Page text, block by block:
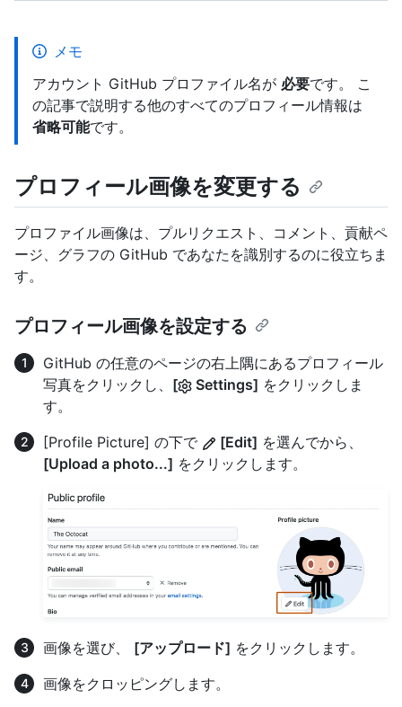
メモ
アカウント GitHub プロファイル名が 必要です。 こ
の記事で説明する他のすべてのプロフィール情報は
省略可能です。
プロフィール画像を変更する
プロファイル画像は、プルリクエスト、コメント、貢献ペ
ージ、グラフの GitHub であなたを識別するのに役立ちま
す。
プロフィール画像を設定する
GitHub の任意のページの右上隅にあるプロフィール
写真をクリックし、 [ Settings] をクリックしま
す。
[Profile Picture] の下で
[Edit] を選んでから、
[Upload a photo...] をクリックします。
画像を選び、 [アップロード] をクリックします。
画像をクロッピングします。